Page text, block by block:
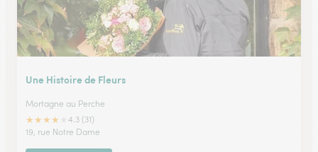
Une Histoire de Fleurs
Mortagne au Perche
★★★★
4.3 (31)
19, rue Notre Dame